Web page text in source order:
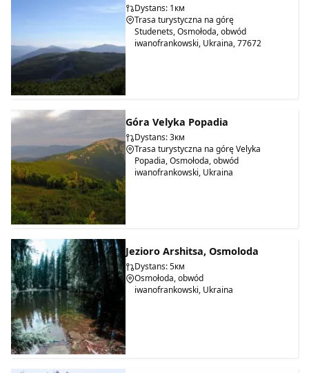
Dystans: 1км
Trasa turystyczna na górę
Studenets, Osmołoda, obwód
iwanofrankowski, Ukraina, 77672
Góra Velyka Popadia
Dystans: 3км
Trasa turystyczna na górę Velyka
Popadia, Osmołoda, obwód
iwanofrankowski, Ukraina
Jezioro Arshitsa, Osmoloda
Dystans: 5км
Osmołoda, obwód
iwanofrankowski, Ukraina